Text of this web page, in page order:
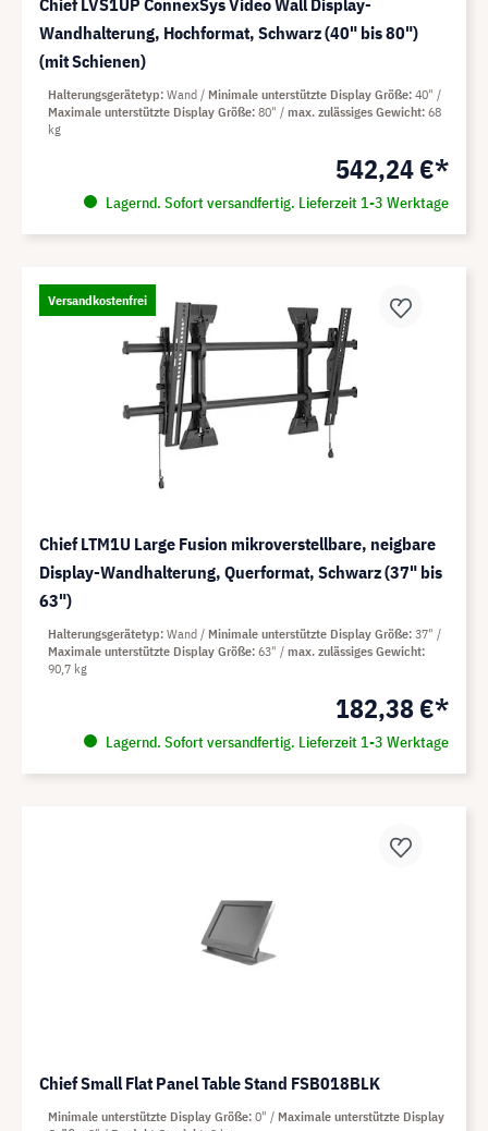
Chief LVS1UP ConnexSys Video Wall Display-
Wandhalterung, Hochformat, Schwarz (40" bis 80")
(mit Schienen)
542,24 €*
Lagernd. Sofort versandfertig. Lieferzeit 1-3 Werktage
Halterungsgerätetyp Wand Minimale unterstützte Display Größe 40"
Maximale unterstützte Display Größe 80" max. zulässiges Gewicht 68
kg
Versandkostenfrei
Chief LTM1U Large Fusion mikroverstellbare, neigbare
Display-Wandhalterung, Querformat, Schwarz (37" bis
63")
182,38 €*
Lagernd. Sofort versandfertig. Lieferzeit 1-3 Werktage
Halterungsgerätetyp Wand Minimale unterstützte Display Größe 37"
Maximale unterstützte Display Größe 63"
max. zulässiges Gewicht
90,7 kg
Chief Small Flat Panel Table Stand FSB018BLK
Minimale unterstützte Display Größe 0"
Maximale unterstützte Display